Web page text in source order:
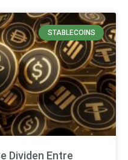
STABLECOINS
Dividen Entre